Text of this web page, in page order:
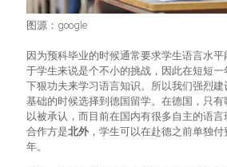
图源：google
因为预科毕业的时候通常要求学生语言水
于学生来说是个不小的挑战，因此在短短
下狠功夫来学习语言知识。所以我们强烈
基础的时候选择到德国留学。在德国，只
以被承认，而目前在国内有很多自主的语言
合作方是北外 ，学生可以在赴德之前单独
年。